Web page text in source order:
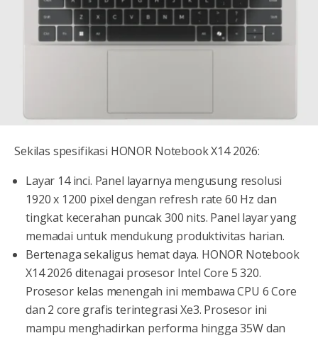
Sekilas spesifikasi HONOR Notebook X14 2026:
Layar 14 inci. Panel layarnya mengusung resolusi
1920 x 1200 pixel dengan refresh rate 60 Hz dan
tingkat kecerahan puncak 300 nits. Panel layar yang
memadai untuk mendukung produktivitas harian.
Bertenaga sekaligus hemat daya. HONOR Notebook
X14 2026 ditenagai prosesor Intel Core 5 320.
Prosesor kelas menengah ini membawa CPU 6 Core
dan 2 core grafis terintegrasi Xe3. Prosesor ini
mampu menghadirkan performa hingga 35W dan